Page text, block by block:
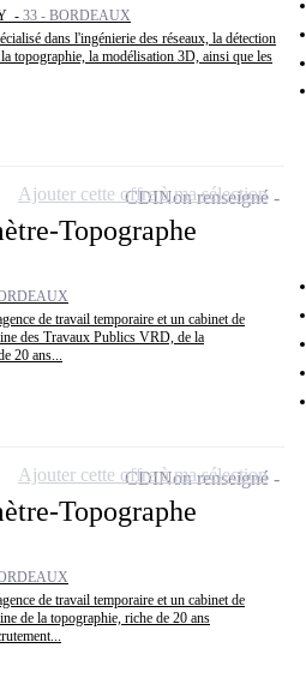
- 33 - BORDEAUX
dans l'ingénierie des réseaux, la détection
topographie, la modélisation 3D, ainsi que les
Topographe
de travail temporaire et un cabinet de
des Travaux Publics VRD, de la
20 ans...
CDINon renseigné
Ajouter cette offre à ma sélection
Topographe
de travail temporaire et un cabinet de
de la topographie, riche de 20 ans
CDINon renseigné
Ajouter cette offre à ma sélection